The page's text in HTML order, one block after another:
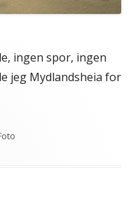
ingen spor, ingen
jeg Mydlandsheia for